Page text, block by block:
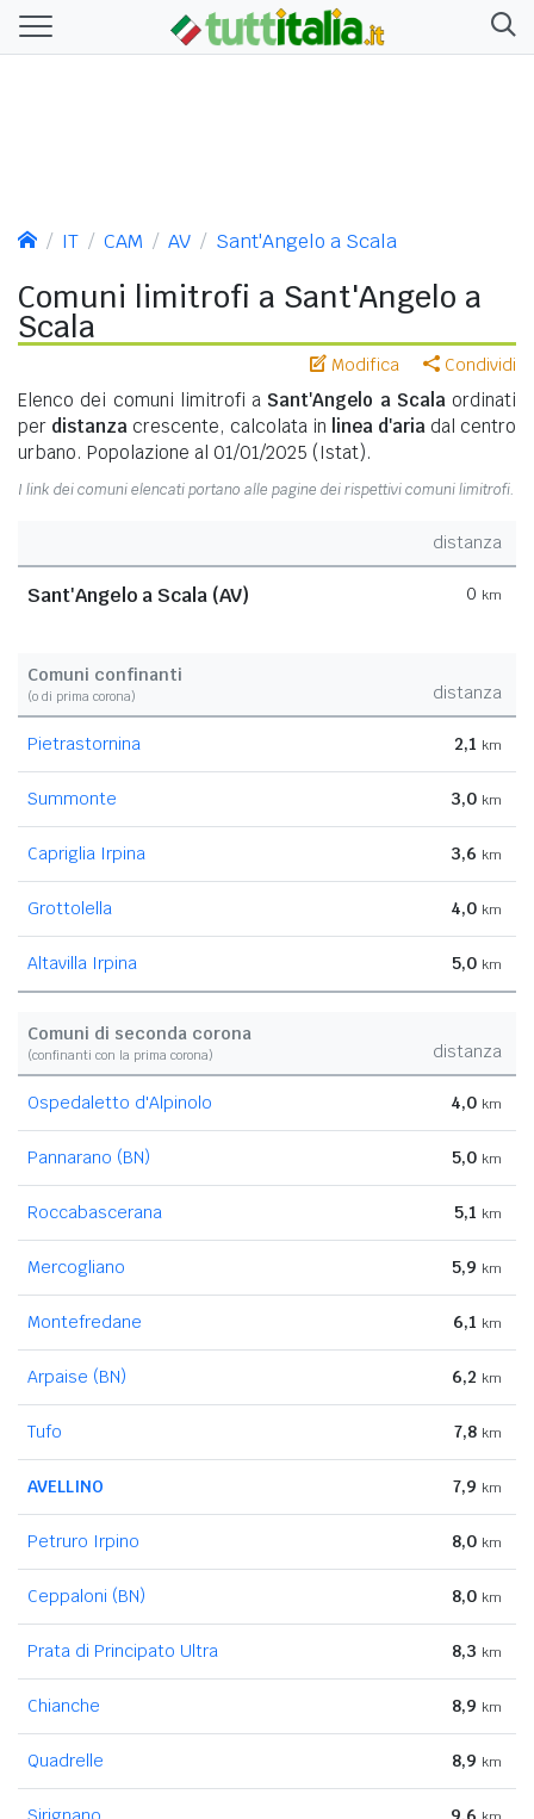
IT CAM AV Sant'Angelo a Scala
Comuni limitrofi a Sant'Angelo a
Scala
Modifica Condividi
Elenco dei comuni limitrofi a Sant'Angelo a Scala ordinati
per distanza crescente, calcolata in linea d'aria dal centro
urbano. Popolazione al 01/01/2025 (Istat).
I link dei comuni elencati portano alle pagine dei rispettivi comuni limitrofi.
distanza
Sant'Angelo a Scala (AV) 0 km
Comuni confinanti
(o di prima corona) distanza
Pietrastornina 2,1 km
Summonte 3,0 km
Capriglia Irpina 3,6 km
Grottolella 4,0 km
Altavilla Irpina 5,0 km
Comuni di seconda corona
(confinanti con la prima corona) distanza
Ospedaletto d'Alpinolo 4,0 km
Pannarano (BN) 5,0 km
Roccabascerana 5,1 km
Mercogliano 5,9 km
Montefredane 6,1 km
Arpaise (BN) 6,2 km
Tufo 7,8 km
AVELLINO 7,9 km
Petruro Irpino 8,0 km
Ceppaloni (BN) 8,0 km
Prata di Principato Ultra 8,3 km
Chianche 8,9 km
Quadrelle 8,9 km